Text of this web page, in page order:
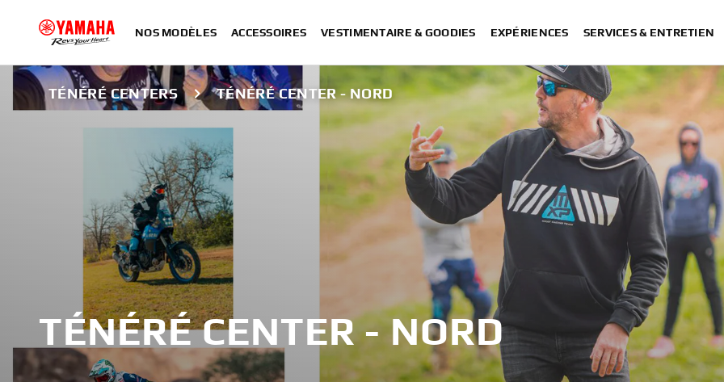
NOS MODÈLES ACCESSOIRES VESTIMENTAIRE & GOODIES EXPÉRIENCES SERVICES & ENTRETIEN
TÉNÉRÉ CENTERS TÉNÉRÉ CENTER - NORD
TÉNÉRÉ CENTER - NORD